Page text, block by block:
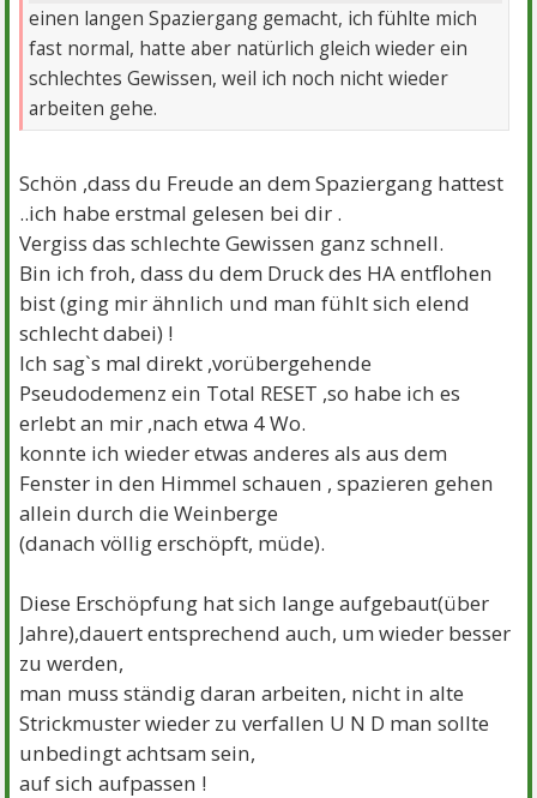
einen langen Spaziergang gemacht, ich fühlte mich
fast normal, hatte aber natürlich gleich wieder ein
schlechtes Gewissen, weil ich noch nicht wieder
arbeiten gehe.
Schön ,dass du Freude an dem Spaziergang hattest
..ich habe erstmal gelesen bei dir .
Vergiss das schlechte Gewissen ganz schnell.
Bin ich froh, dass du dem Druck des HA entflohen
bist (ging mir ähnlich und man fühlt sich elend
schlecht dabei) !
Ich sag`s mal direkt ,vorübergehende
Pseudodemenz ein Total RESET ,so habe ich es
erlebt an mir ,nach etwa 4 Wo.
konnte ich wieder etwas anderes als aus dem
Fenster in den Himmel schauen , spazieren gehen
allein durch die Weinberge
(danach völlig erschöpft, müde).
Diese Erschöpfung hat sich lange aufgebaut(über
Jahre),dauert entsprechend auch, um wieder besser
zu werden,
man muss ständig daran arbeiten, nicht in alte
Strickmuster wieder zu verfallen U N D man sollte
unbedingt achtsam sein,
auf sich aufpassen !